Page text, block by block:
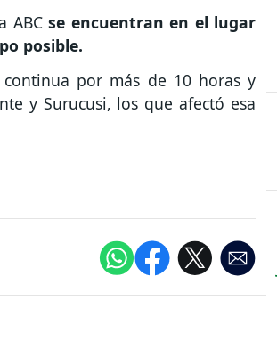
ABCse encuentran en el lugar
posible.
por más de 10 horas y
y Surucusi, los que afectó esa